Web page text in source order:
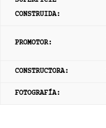
CONSTRUIDA:
PROMOTOR:
CONSTRUCTORA:
FOTOGRAFÍA: